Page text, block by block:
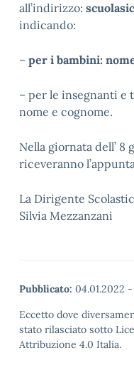
all’indirizzo:
indicando:
– per i bambini:
– per le insegnanti e
nome e cognome.
Nella giornata dell’
riceveranno
La Dirigente
Silvia Mezzanzani
Pubblicato: 04.01.2022 -
Eccetto dove
stato rilasciato sotto
Attribuzione 4.0 Italia.